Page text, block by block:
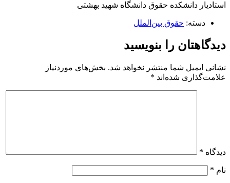
استادیار دانشکده حقوق دانشگاه شهید بهشتی
دسته: حقوق بین‌الملل
دیدگاهتان را بنویسید
نشانی ایمیل شما منتشر نخواهد شد. بخش‌های موردنیاز
علامت‌گذاری شده‌اند *
دیدگاه *
نام *